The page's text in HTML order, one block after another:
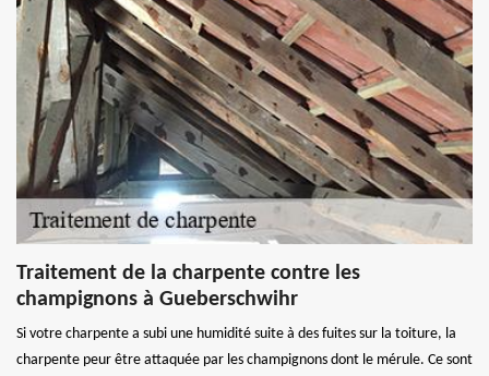
Traitement de la charpente contre les
champignons à Gueberschwihr
Si votre charpente a subi une humidité suite à des fuites sur la toiture, la
charpente peur être attaquée par les champignons dont le mérule. Ce sont